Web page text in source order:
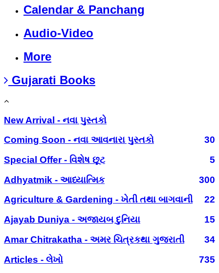
Calendar & Panchang
Audio-Video
More
Gujarati Books
New Arrival - નવા પુસ્તકો
Coming Soon - નવા આવનારા પુસ્તકો
30
Special Offer - વિશેષ છૂટ
5
Adhyatmik - આધ્યાત્મિક
300
Agriculture & Gardening - ખેતી તથા બાગવાની
22
Ajayab Duniya - અજાયબ દુનિયા
15
Amar Chitrakatha - અમર ચિત્રકથા ગુજરાતી
34
Articles - લેખો
735